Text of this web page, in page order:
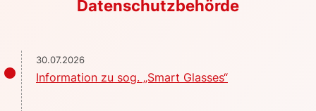
Datenschutzbehörde
30.07.2026
Information zu sog. „Smart Glasses“